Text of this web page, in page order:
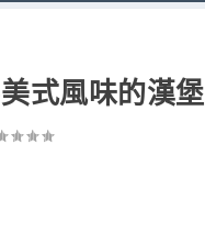
式風味的漢堡